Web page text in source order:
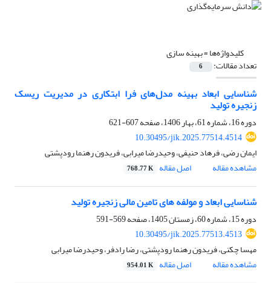
کلیدواژه‌ها =بهینه سازی
تعداد مقالات: 6
شناسایی ابعاد بهینه مدل‌های فرا ابتکاری در مدیریت ریسک
زنجیره تولید
دوره 16، شماره 61، بهار 1406، صفحه
607-621
10.30495/jik.2025.77514.4514
ایمان رضی، فرهاد حنیفی، وحیدرضا میرابی، فریدون رهنما رودپشتی
مشاهده مقاله
اصل مقاله 768.77 K
شناسایی ابعاد و مولفه های تامین مالی زنجیره تولید
دوره 15، شماره 60، زمستان 1405، صفحه
569-591
10.30495/jik.2025.77513.4513
مهسا چکنی، فریدون رهنما رودپشتی، رضا رادفر، وحیدرضا میرابی
مشاهده مقاله
اصل مقاله 954.01 K